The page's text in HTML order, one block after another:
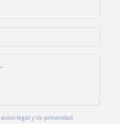
aviso legal y de privacidad